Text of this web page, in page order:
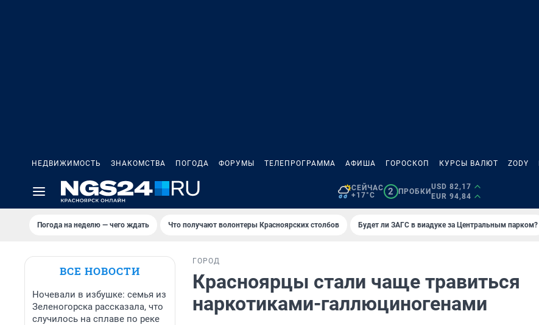
НЕДВИЖИМОСТЬ ЗНАКОМСТВА ПОГОДА ФОРУМЫ ТЕЛЕПРОГРАММА АФИША ГОРОСКОП КУРСЫ ВАЛЮТ ZODY
СЕЙЧАС
+17°C
2 ПРОБКИ
USD 82,17
EUR 94,84
Погода на неделю — чего ждать Что получают волонтеры Красноярских столбов Будет ли ЗАГС в виадуке за Центральным парком?
ВСЕ НОВОСТИ
Ночевали в избушке: семья из
Зеленогорска рассказала, что
случилось на сплаве по реке
ГОРОД
Красноярцы стали чаще травиться
наркотиками-галлюциногенами